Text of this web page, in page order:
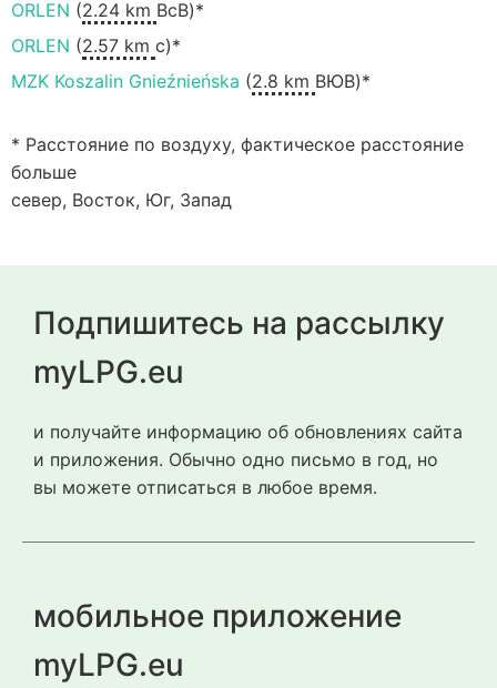
ORLEN (2.24 km ВсВ)*
ORLEN (2.57 km с)*
MZK Koszalin Gnieźnieńska (2.8 km ВЮВ)*
* Расстояние по воздуху, фактическое расстояние
больше
север, Восток, Юг, Запад
Подпишитесь на рассылку
myLPG.eu
и получайте информацию об обновлениях сайта
и приложения. Обычно одно письмо в год, но
вы можете отписаться в любое время.
мобильное приложение
myLPG.eu